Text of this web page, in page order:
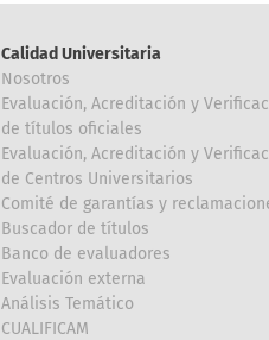
Calidad Universitaria
Nosotros
Evaluación, Acreditación y
de títulos oficiales
Evaluación, Acreditación y
de Centros Universitarios
Comité de garantías y
Buscador de títulos
Banco de evaluadores
Evaluación externa
Análisis Temático
CUALIFICAM